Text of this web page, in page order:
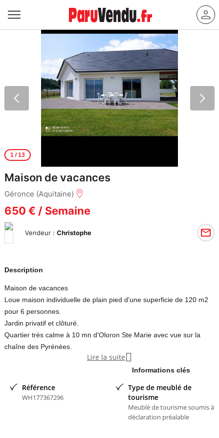
1/ 13
Maison de vacances
Géronce (Aquitaine)
650 € / Semaine
Vendeur : Christophe
Description
Maison de vacances
Loue maison individuelle de plain pied d'une superficie de 120 m2
pour 6 personnes.
Jardin privatif et clôturé.
Quartier très calme à 10 mn d'Oloron Ste Marie avec vue sur la
chaîne des Pyrénées.
Entrée avec placard et penderie (table à repasser + fer).
Salle à manger/séjour donnant sur terrasse avec 2 grandes baies
vitrées, (canapé non convertible TV table basse ventilateur)
Cuisine toute équipée avec îlot central, table avec 6 chaises chaise
2 chambres (lit de 140 x 190) avec placard et penderie.
Lire la suite 
Informations clés
Référence
WH177367296
Type de meublé de
tourisme
Meublé de tourisme soumis à
déclaration préalable